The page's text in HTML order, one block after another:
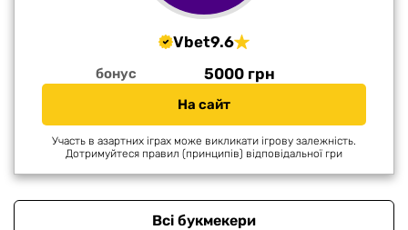
Vbet9.6
бонус 5000 грн
На сайт
Участь в азартних іграх може викликати ігрову залежність.
Дотримуйтеся правил (принципів) відповідальної гри
Всі букмекери